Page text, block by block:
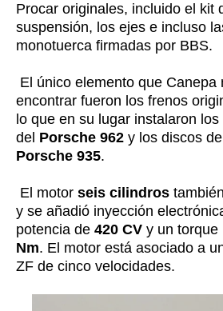
Procar originales, incluido el kit
suspensión, los ejes e incluso
monotuerca firmadas por BBS.
El único elemento que Canepa
encontrar fueron los frenos
lo que en su lugar instalaron
del Porsche 962 y los discos
Porsche 935.
El motor seis cilindros
y se añadió inyección
potencia de 420 CV y un torque
Nm. El motor está asociado a
ZF de cinco velocidades.